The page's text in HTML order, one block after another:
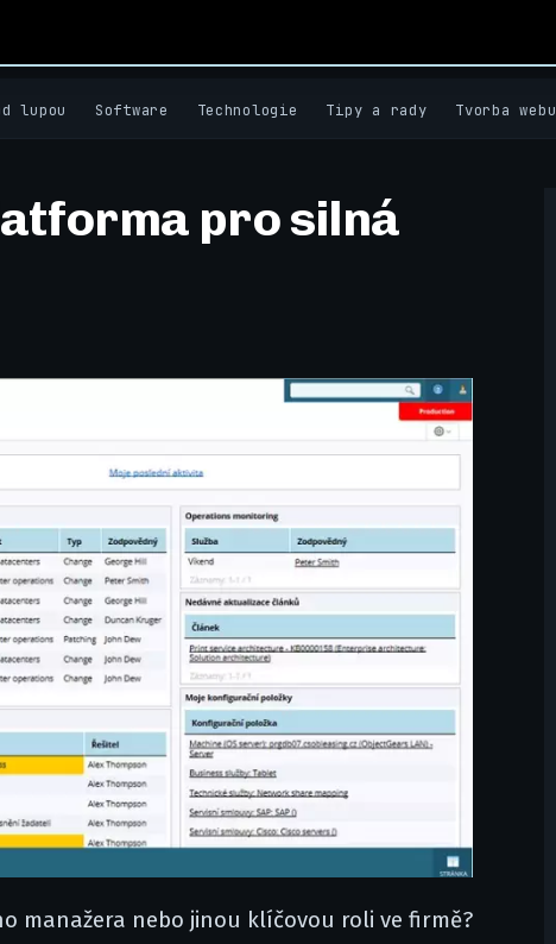
lupou Software Technologie Tipy a rady Tvorba webu
pro silná
manažera nebo jinou klíčovou roli ve firmě?